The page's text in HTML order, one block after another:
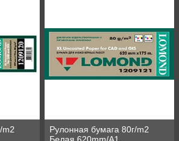
m2
Рулонная бумага 80г/m2